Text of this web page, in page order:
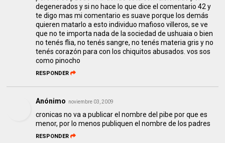
degenerados y si no hace lo que dice el comentario 42 y
te digo mas mi comentario es suave porque los demás
quieren matarlo a esto individuo mafioso villeros, se ve
que no te importa nada de la sociedad de ushuaia o bien
no tenés flia, no tenés sangre, no tenés materia gris y no
tenés corazón para con los chiquitos abusados. vos sos
como pinocho
RESPONDER
Anónimo noviembre 03, 2009
cronicas no va a publicar el nombre del pibe por que es
menor, por lo menos publiquen el nombre de los padres
RESPONDER